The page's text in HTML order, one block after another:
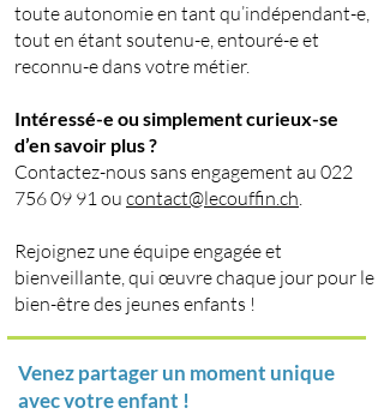
toute autonomie en tant qu’indépendant-e,
tout en étant soutenu-e, entouré-e et
reconnu-e dans votre métier.
Intéressé-e ou simplement curieux-se
d’en savoir plus ?
Contactez-nous sans engagement au 022
756 09 91ou contact@lecouffin.ch.
Rejoignez une équipe engagée et
bienveillante, qui œuvre chaque jour pour le
bien-être des jeunes enfants !
Venez partager un moment unique
avec votre enfant !